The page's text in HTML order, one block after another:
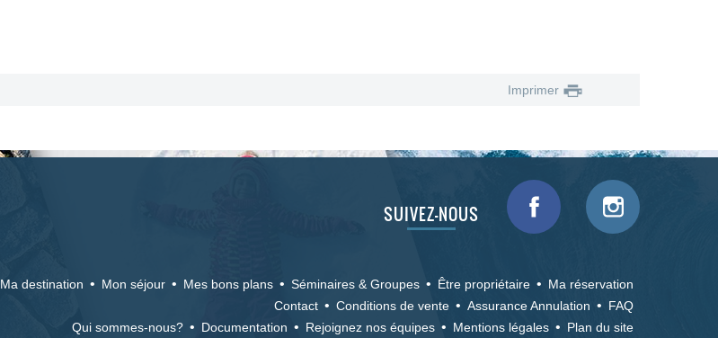
Imprimer
SUIVEZ-NOUS
Ma destination Mon séjour Mes bons plans Séminaires & Groupes Être propriétaire
Ma réservation
Contact
Conditions de vente Assurance Annulation
FAQ
Qui sommes-nous?
Documentation Rejoignez nos équipes Mentions légales Plan du site